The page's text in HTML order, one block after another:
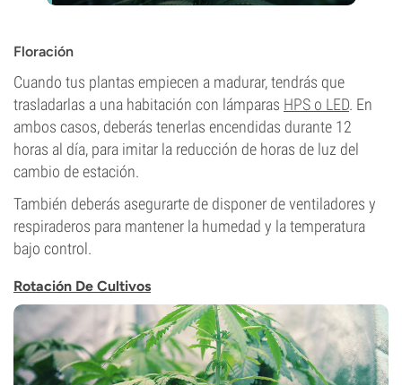
Floración
Cuando tus plantas empiecen a madurar, tendrás que
trasladarlas a una habitación con lámparas HPS o LED. En
ambos casos, deberás tenerlas encendidas durante 12
horas al día, para imitar la reducción de horas de luz del
cambio de estación.
También deberás asegurarte de disponer de ventiladores y
respiraderos para mantener la humedad y la temperatura
bajo control.
Rotación De Cultivos